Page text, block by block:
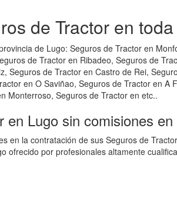
de Tractor en
de Lugo: Seguros de Tractor en
de Tractor en Ribadeo, Seguros de
Seguros de Tractor en Castro de Rei,
en O Saviñao, Seguros de Tractor en A
Monterroso, Seguros de Tractor en etc..
en Lugo sin comisiones
en la contratación de sus Seguros de
ofrecido por profesionales altamente